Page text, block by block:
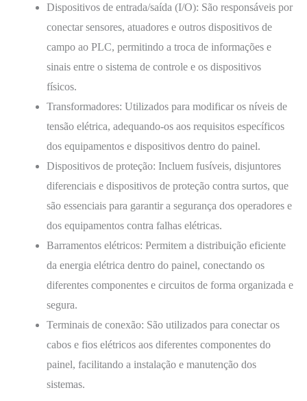
Dispositivos de entrada/saída (I/O): São responsáveis por
conectar sensores, atuadores e outros dispositivos de
campo ao PLC, permitindo a troca de informações e
sinais entre o sistema de controle e os dispositivos
físicos.
Transformadores: Utilizados para modificar os níveis de
tensão elétrica, adequando-os aos requisitos específicos
dos equipamentos e dispositivos dentro do painel.
Dispositivos de proteção: Incluem fusíveis, disjuntores
diferenciais e dispositivos de proteção contra surtos, que
são essenciais para garantir a segurança dos operadores e
dos equipamentos contra falhas elétricas.
Barramentos elétricos: Permitem a distribuição eficiente
da energia elétrica dentro do painel, conectando os
diferentes componentes e circuitos de forma organizada e
segura.
Terminais de conexão: São utilizados para conectar os
cabos e fios elétricos aos diferentes componentes do
painel, facilitando a instalação e manutenção dos
sistemas.